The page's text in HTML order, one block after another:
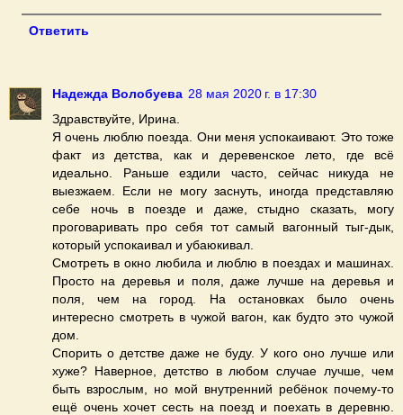
Ответить
Надежда Волобуева 28 мая 2020 г. в 17:30
Здравствуйте, Ирина.
Я очень люблю поезда. Они меня успокаивают. Это тоже
факт из детства, как и деревенское лето, где всё
идеально. Раньше ездили часто, сейчас никуда не
выезжаем. Если не могу заснуть, иногда представляю
себе ночь в поезде и даже, стыдно сказать, могу
проговаривать про себя тот самый вагонный тыг-дык,
который успокаивал и убаюкивал.
Смотреть в окно любила и люблю в поездах и машинах.
Просто на деревья и поля, даже лучше на деревья и
поля, чем на город. На остановках было очень
интересно смотреть в чужой вагон, как будто это чужой
дом.
Спорить о детстве даже не буду. У кого оно лучше или
хуже? Наверное, детство в любом случае лучше, чем
быть взрослым, но мой внутренний ребёнок почему-то
ещё очень хочет сесть на поезд и поехать в деревню.